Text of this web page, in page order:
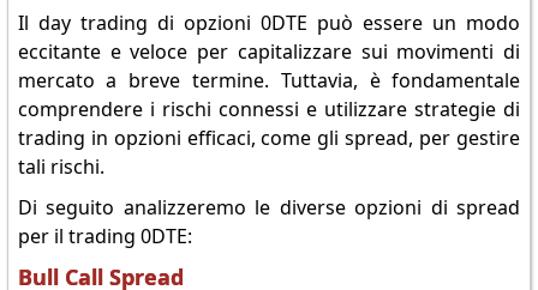
Il day trading di opzioni 0DTE può essere un modo
eccitante e veloce per capitalizzare sui movimenti di
mercato a breve termine. Tuttavia, è fondamentale
comprendere i rischi connessi e utilizzare strategie di
trading in opzioni efficaci, come gli spread, per gestire
tali rischi.
Di seguito analizzeremo le diverse opzioni di spread
per il trading 0DTE:
Bull Call Spread